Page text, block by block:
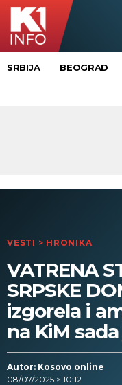
SRBIJA BEOGRAD
VESTI > HRONIKA
VATRENA
SRPSKE
izgorela i
na KiM
Autor: Kosovo online
08/07/2025 > 10:12